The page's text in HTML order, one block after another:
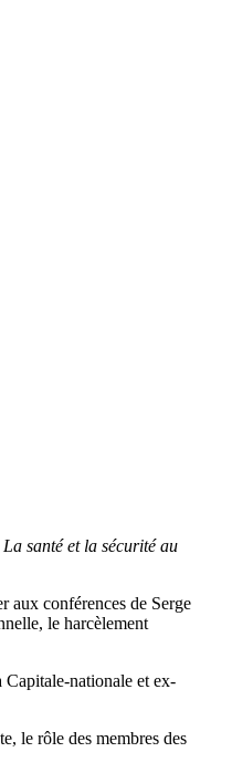
La santé et la sécurité au
aux conférences de Serge
le harcèlement
Capitale-nationale et ex-
le rôle des membres des